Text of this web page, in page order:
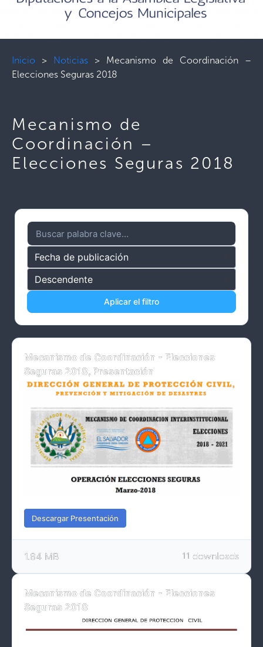
Inicio > Noticias > Mecanismo de Coordinación –
Elecciones Seguras 2018
Mecanismo de
Coordinación –
Elecciones Seguras 2018
Aplicar el filtro
Mecanismo de Coordinación - Elecciones
Seguras 2018, Presentación
Descargar Presentación
11 downloads
1.84 MB
Mecanismo de Coordinación - Elecciones
Seguras 2018